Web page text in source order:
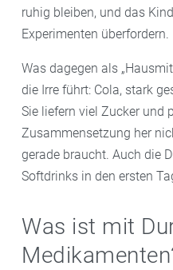
ruhig bleiben, und das
Experimenten überfordern.
Was dagegen als
die Irre führt: Cola, stark
Sie liefern viel Zucker und
Zusammensetzung her
gerade braucht. Auch die
Softdrinks in den ersten
Was ist mit